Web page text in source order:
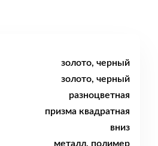
золото, черный
золото, черный
разноцветная
призма квадратная
вниз
металл, полимер